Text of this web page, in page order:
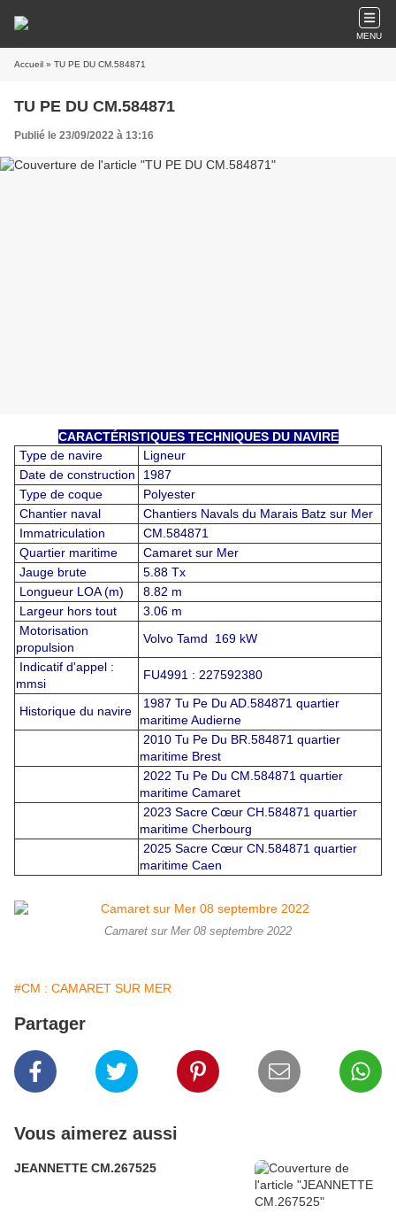
MENU
Accueil » TU PE DU CM.584871
TU PE DU CM.584871
Publié le 23/09/2022 à 13:16
CARACTÉRISTIQUES TECHNIQUES DU NAVIRE
Type de navire
Ligneur
Date de construction
1987
Type de coque
Polyester
Chantier naval
Chantiers Navals du Marais Batz sur Mer
Immatriculation
CM.584871
Quartier maritime
Camaret sur Mer
Jauge brute
5.88 Tx
Longueur LOA (m)
8.82 m
Largeur hors tout
3.06 m
Motorisation
propulsion
Volvo Tamd 169 kW
Indicatif d'appel :
mmsi
FU4991 : 227592380
Historique du navire
1987 Tu Pe Du AD.584871 quartier
maritime Audierne
2010 Tu Pe Du BR.584871 quartier
maritime Brest
2022 Tu Pe Du CM.584871 quartier
maritime Camaret
2023 Sacre Cœur CH.584871 quartier
maritime Cherbourg
2025 Sacre Cœur CN.584871 quartier
maritime Caen
Camaret sur Mer 08 septembre 2022
#CM : CAMARET SUR MER
Partager
Vous aimerez aussi
JEANNETTE CM.267525